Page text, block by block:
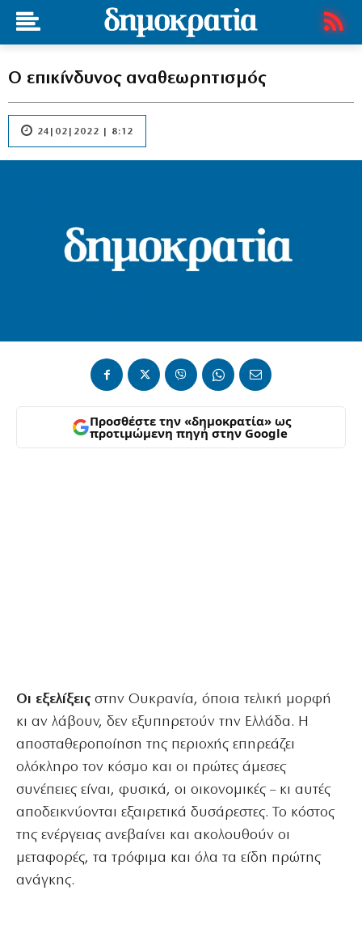
Ο επικίνδυνος αναθεωρητισμός
24|02|2022 | 8:12
Προσθέστε την «δημοκρατία» ως
προτιμώμενη πηγή στην Google
Οι εξελίξεις στην Ουκρανία, όποια τελική μορφή
κι αν λάβουν, δεν εξυπηρετούν την Ελλάδα. Η
αποσταθεροποίηση της περιοχής επηρεάζει
ολόκληρο τον κόσμο και οι πρώτες άμεσες
συνέπειες είναι, φυσικά, οι οικονομικές – κι αυτές
αποδεικνύονται εξαιρετικά δυσάρεστες. Το κόστος
της ενέργειας ανεβαίνει και ακολουθούν οι
μεταφορές, τα τρόφιμα και όλα τα είδη πρώτης
ανάγκης.